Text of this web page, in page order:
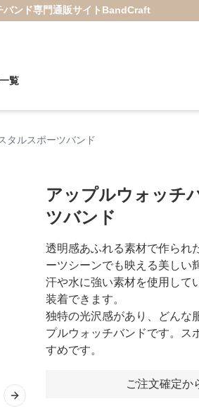
バンド専門通販サイト BandCraft
覧
タルスポーツバンド
Next slide
アップルウォッチ
ツバンド
透明感あふれる素材で作られ
ーツシーンでも映える美しい
汗や水に強い素材を使用して
装着できます。
独特の光沢感があり、どんな
プルウォッチバンドです。ス
すめです。
ご注文確定か